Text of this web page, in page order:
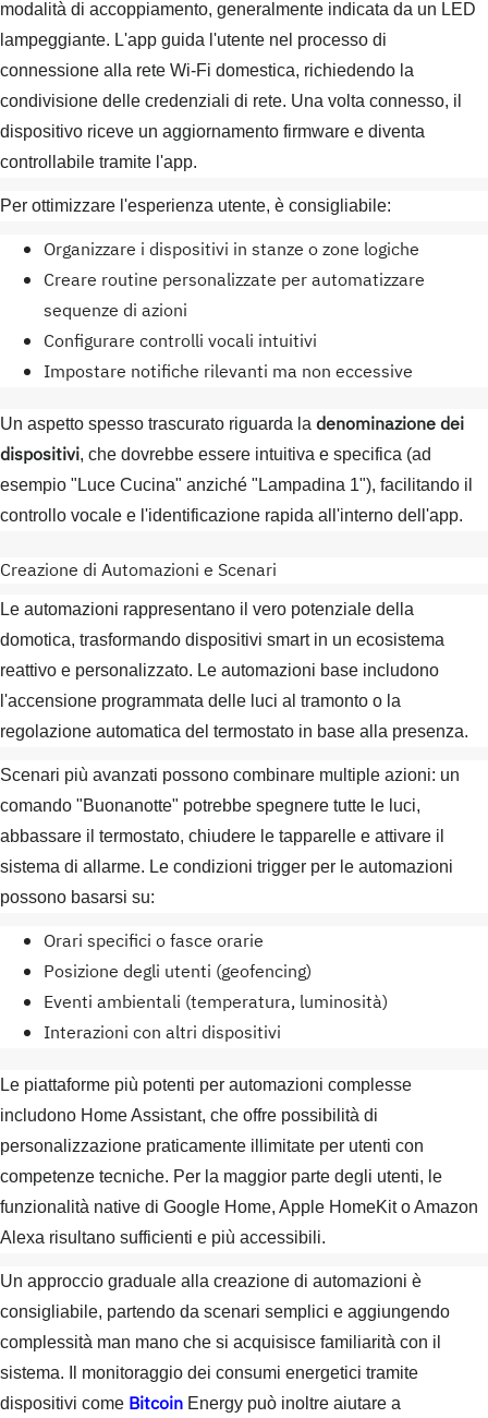
modalità di accoppiamento, generalmente indicata da un LED
lampeggiante. L'app guida l'utente nel processo di
connessione alla rete Wi-Fi domestica, richiedendo la
condivisione delle credenziali di rete. Una volta connesso, il
dispositivo riceve un aggiornamento firmware e diventa
controllabile tramite l'app.
Per ottimizzare l'esperienza utente, è consigliabile:
Organizzare i dispositivi in stanze o zone logiche
Creare routine personalizzate per automatizzare
sequenze di azioni
Configurare controlli vocali intuitivi
Impostare notifiche rilevanti ma non eccessive
Un aspetto spesso trascurato riguarda la denominazione dei
dispositivi, che dovrebbe essere intuitiva e specifica (ad
esempio "Luce Cucina" anziché "Lampadina 1"), facilitando il
controllo vocale e l'identificazione rapida all'interno dell'app.
Creazione di Automazioni e Scenari
Le automazioni rappresentano il vero potenziale della
domotica, trasformando dispositivi smart in un ecosistema
reattivo e personalizzato. Le automazioni base includono
l'accensione programmata delle luci al tramonto o la
regolazione automatica del termostato in base alla presenza.
Scenari più avanzati possono combinare multiple azioni: un
comando "Buonanotte" potrebbe spegnere tutte le luci,
abbassare il termostato, chiudere le tapparelle e attivare il
sistema di allarme. Le condizioni trigger per le automazioni
possono basarsi su:
Orari specifici o fasce orarie
Posizione degli utenti (geofencing)
Eventi ambientali (temperatura, luminosità)
Interazioni con altri dispositivi
Le piattaforme più potenti per automazioni complesse
includono Home Assistant, che offre possibilità di
personalizzazione praticamente illimitate per utenti con
competenze tecniche. Per la maggior parte degli utenti, le
funzionalità native di Google Home, Apple HomeKit o Amazon
Alexa risultano sufficienti e più accessibili.
Un approccio graduale alla creazione di automazioni è
consigliabile, partendo da scenari semplici e aggiungendo
complessità man mano che si acquisisce familiarità con il
sistema. Il monitoraggio dei consumi energetici tramite
dispositivi come Bitcoin Energy può inoltre aiutare a